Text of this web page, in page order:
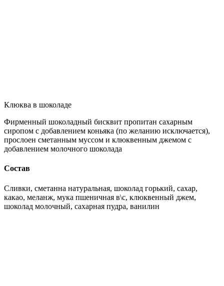
Клюква в шоколаде
Фирменный шоколадный бисквит пропитан сахарным
сиропом с добавлением коньяка (по желанию исключается),
прослоен сметанным муссом и клюквенным джемом с
добавлением молочного шоколада
Состав
Сливки, сметанна натуральная, шоколад горький, сахар,
какао, меланж, мука пшеничная в\с, клюквенный джем,
шоколад молочный, сахарная пудра, ванилин